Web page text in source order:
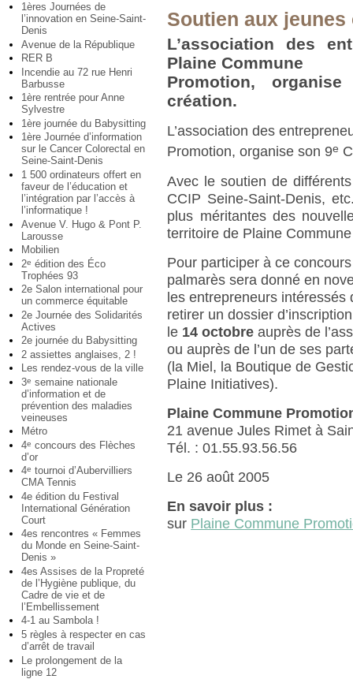
1ères Journées de
l’innovation en Seine-Saint-
Denis
Avenue de la République
RER B
Incendie au 72 rue Henri
Barbusse
1ère rentrée pour Anne
Sylvestre
1ère journée du Babysitting
1ère Journée d’information
sur le Cancer Colorectal en
Seine-Saint-Denis
1 500 ordinateurs offert en
faveur de l’éducation et
l’intégration par l’accès à
l’informatique !
Avenue V. Hugo & Pont P.
Larousse
Mobilien
2e édition des Éco
Trophées 93
2e Salon international pour
un commerce équitable
2e Journée des Solidarités
Actives
2e journée du Babysitting
2 assiettes anglaises, 2 !
Les rendez-vous de la ville
3e semaine nationale
d’information et de
prévention des maladies
veineuses
Métro
4e concours des Flèches
d’or
4e tournoi d’Aubervilliers
CMA Tennis
4e édition du Festival
International Génération
Court
4es rencontres « Femmes
du Monde en Seine-Saint-
Denis »
4es Assises de la Propreté
de l’Hygiène publique, du
Cadre de vie et de
l’Embellissement
4-1 au Sambola !
5 règles à respecter en cas
d’arrêt de travail
Le prolongement de la
ligne 12
Soutien aux
L’association des
Plaine Commune
Promotion,
création.
L’association des
Promotion, organise son 9e
Avec le soutien de
CCIP Seine-Saint-Denis,
plus méritantes des
territoire de Plaine
Pour participer à ce
palmarès sera donné en
les entrepreneurs intéressés
retirer un dossier
le 14 octobre auprès de
ou auprès de l’un de ses
(la Miel, la Boutique de
Plaine Initiatives).
Plaine Commune
21 avenue Jules Rimet à
Tél. : 01.55.93.56.56
Le 26 août 2005
En savoir plus :
sur Plaine Commune